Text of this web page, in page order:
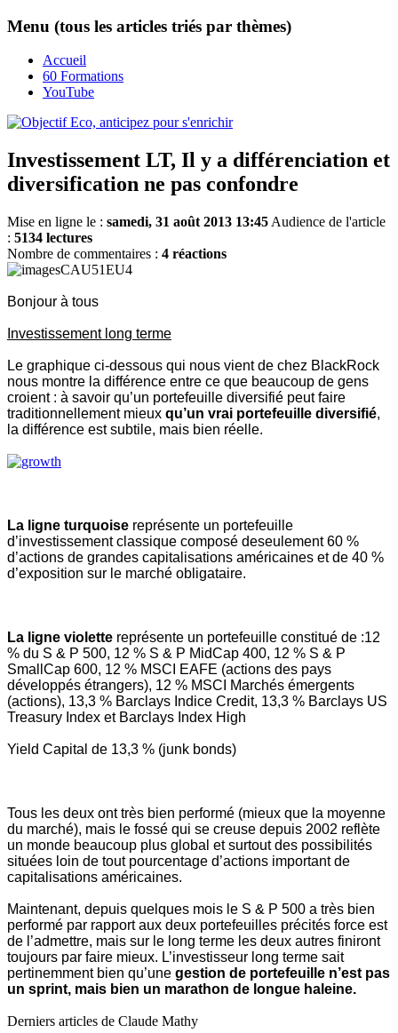
Menu (tous les articles triés par thèmes)
Accueil
60 Formations
YouTube
Investissement LT, Il y a différenciation et
diversification ne pas confondre
Mise en ligne le : samedi, 31 août 2013 13:45 Audience de l'article
: 5134 lectures
Nombre de commentaires : 4 réactions
Bonjour à tous
Investissement long terme
Le graphique ci-dessous qui nous vient de chez BlackRock
nous montre la différence entre ce que beaucoup de gens
croient : à savoir qu’un portefeuille diversifié peut faire
traditionnellement mieux qu’un vrai portefeuille diversifié,
la différence est subtile, mais bien réelle.
La ligne turquoise représente un portefeuille
d’investissement classique composé deseulement 60 %
d’actions de grandes capitalisations américaines et de 40 %
d’exposition sur le marché obligataire.
La ligne violette représente un portefeuille constitué de :12
% du S & P 500, 12 % S & P MidCap 400, 12 % S & P
SmallCap 600, 12 % MSCI EAFE (actions des pays
développés étrangers), 12 % MSCI Marchés émergents
(actions), 13,3 % Barclays Indice Credit, 13,3 % Barclays US
Treasury Index et Barclays Index High
Yield Capital de 13,3 % (junk bonds)
Tous les deux ont très bien performé (mieux que la moyenne
du marché), mais le fossé qui se creuse depuis 2002 reflète
un monde beaucoup plus global et surtout des possibilités
situées loin de tout pourcentage d’actions important de
capitalisations américaines.
Maintenant, depuis quelques mois le S & P 500 a très bien
performé par rapport aux deux portefeuilles précités force est
de l’admettre, mais sur le long terme les deux autres finiront
toujours par faire mieux. L’investisseur long terme sait
pertinemment bien qu’une gestion de portefeuille n’est pas
un sprint, mais bien un marathon de longue haleine.
Derniers articles de Claude Mathy